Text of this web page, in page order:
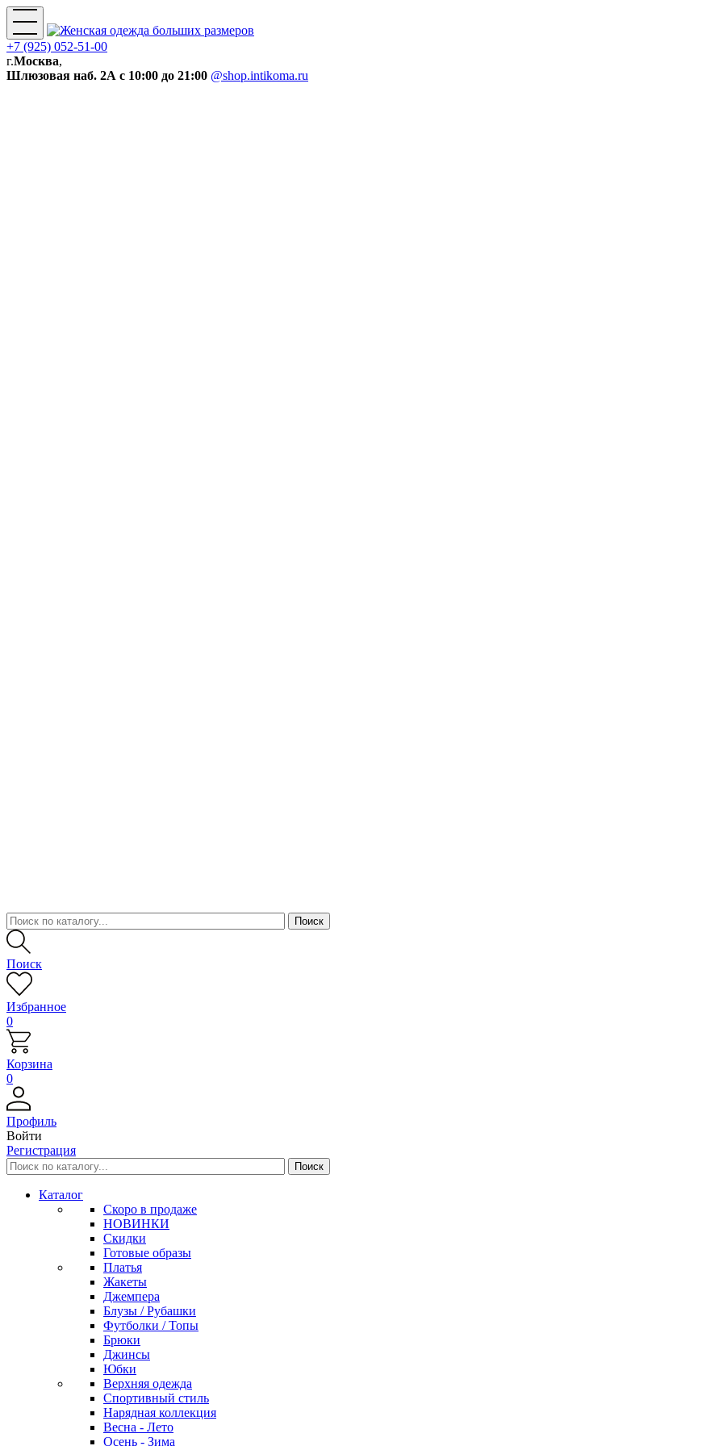
+7 (925) 052-51-00
г.Москва,
Шлюзовая наб. 2А с 10:00 до 21:00 @shop.intikoma.ru
Поиск
Избранное
0
Корзина
0
Профиль
Войти
Регистрация
Каталог
Скоро в продаже
НОВИНКИ
Скидки
Готовые образы
Платья
Жакеты
Джемпера
Блузы / Рубашки
Футболки / Топы
Брюки
Джинсы
Юбки
Верхняя одежда
Спортивный стиль
Нарядная коллекция
Весна - Лето
Осень - Зима